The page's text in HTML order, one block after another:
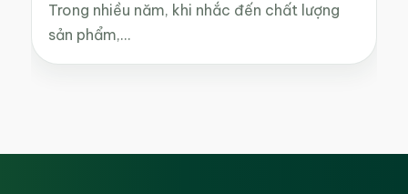
Trong nhiều năm, khi nhắc đến chất lượng
sản phẩm,…